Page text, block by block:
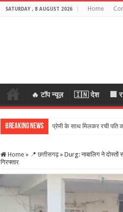
SATURDAY , 8 AUGUST 2026 Home
🔥 टॉप न्यूज़ 🇮🇳 देश 🏢
Breaking News पहली बारिश में टू
Home » 📍 छत्तीसगढ़ » Durg: नाबालिग ने
गिरफ्तार